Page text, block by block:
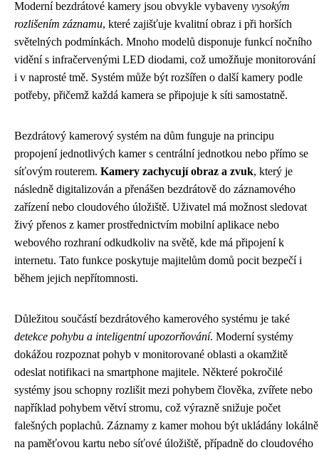
Moderní bezdrátové kamery jsou obvykle vybaveny vysokým
rozlišením záznamu, které zajišťuje kvalitní obraz i při horších
světelných podmínkách. Mnoho modelů disponuje funkcí nočního
vidění s infračervenými LED diodami, což umožňuje monitorování
i v naprosté tmě. Systém může být rozšířen o další kamery podle
potřeby, přičemž každá kamera se připojuje k síti samostatně.
Bezdrátový kamerový systém na dům funguje na principu
propojení jednotlivých kamer s centrální jednotkou nebo přímo se
síťovým routerem. Kamery zachycují obraz a zvuk, který je
následně digitalizován a přenášen bezdrátově do záznamového
zařízení nebo cloudového úložiště. Uživatel má možnost sledovat
živý přenos z kamer prostřednictvím mobilní aplikace nebo
webového rozhraní odkudkoliv na světě, kde má připojení k
internetu. Tato funkce poskytuje majitelům domů pocit bezpečí i
během jejich nepřítomnosti.
Důležitou součástí bezdrátového kamerového systému je také
detekce pohybu a inteligentní upozorňování. Moderní systémy
dokážou rozpoznat pohyb v monitorované oblasti a okamžitě
odeslat notifikaci na smartphone majitele. Některé pokročilé
systémy jsou schopny rozlišit mezi pohybem člověka, zvířete nebo
například pohybem větví stromu, což výrazně snižuje počet
falešných poplachů. Záznamy z kamer mohou být ukládány lokálně
na paměťovou kartu nebo síťové úložiště, případně do cloudového